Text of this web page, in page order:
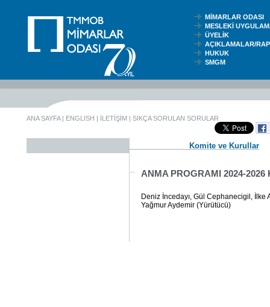
MİMARLAR ODASI
MESLEKİ
ÜYELİK
AÇIKLAMALAR/
HUKUK
SMGM
ANA SAYFA| ENGLISH | İLETİŞİM | SIKÇA SORULAN SORULAR
Komite ve Kurullar
ANMA PROGRAMI 2024-2026
Deniz İncedayı, Gül Cephanecigil, İlke
Yağmur Aydemir (Yürütücü)